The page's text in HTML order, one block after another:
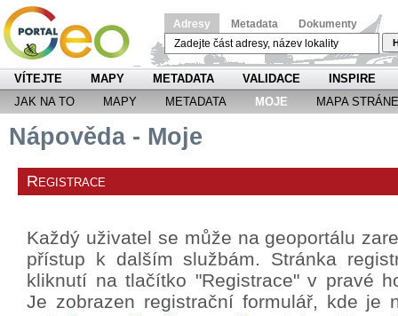
Adresy Metadata Dokumenty
VÍTEJTE MAPY METADATA VALIDACE
INSPIRE
JAK NA TO
MAPY METADATA MOJE MAPA
Nápověda - Moje
Registrace
Každý uživatel se může na geoportálu
přístup k dalším službám. Stránka
kliknutí na tlačítko "Registrace" v pravé
Je zobrazen registrační formulář, kde je